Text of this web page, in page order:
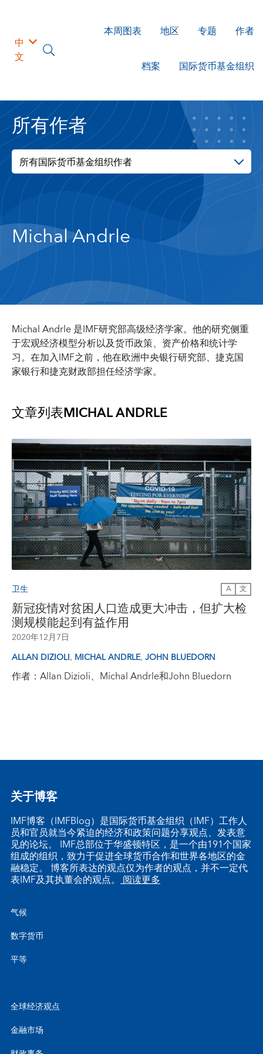
中
文
本周图表 地区 专题 作者
档案 国际货币基金组织
所有作者
所有国际货币基金组织作者
Michal Andrle
Michal Andrle 是IMF研究部高级经济学家。他的研究侧重
于宏观经济模型分析以及货币政策、资产价格和统计学
习。在加入IMF之前，他在欧洲中央银行研究部、捷克国
家银行和捷克财政部担任经济学家。
文章列表MICHAL ANDRLE
卫生 A 文
新冠疫情对贫困人口造成更大冲击，但扩大检
测规模能起到有益作用
2020年12月7日
ALLAN DIZIOLI, MICHAL ANDRLE, JOHN BLUEDORN
作者：Allan Dizioli、Michal Andrle和John Bluedorn
关于博客
IMF博客（IMFBlog）是国际货币基金组织（IMF）工作人
员和官员就当今紧迫的经济和政策问题分享观点、发表意
见的论坛。 IMF总部位于华盛顿特区，是一个由191个国家
组成的组织，致力于促进全球货币合作和世界各地区的金
融稳定。 博客所表达的观点仅为作者的观点，并不一定代
表IMF及其执董会的观点。 阅读更多
气候
数字货币
平等
全球经济观点
金融市场